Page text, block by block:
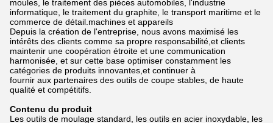
moules, le traitement des pièces automobiles, l'industrie
informatique, le traitement du graphite, le transport maritime et le
commerce de détail. machines et appareils
Depuis la création de l'entreprise, nous avons maximisé les
intérêts des clients comme sa propre responsabilité, et clients
maintenir une coopération étroite et une communication
harmonisée, et sur cette base optimiser constamment les
catégories de produits innovantes, et continuer à
fournir aux partenaires des outils de coupe stables, de haute
qualité et compétitifs.
Contenu du produit
Les outils de moulage standard, les outils en acier inoxydable, les